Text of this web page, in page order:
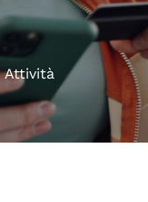
Attività